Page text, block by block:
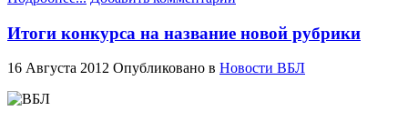
Итоги конкурса на название новой рубрики
16 Августа 2012 Опубликовано в Новости ВБЛ